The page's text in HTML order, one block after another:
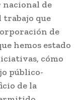
de
trabajo que
de
hemos estado
cómo
público-
de la